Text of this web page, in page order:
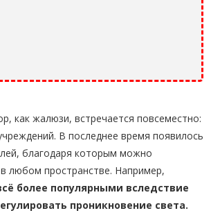
как жалюзи, встречается повсеместно:
В последнее время появилось
благодаря которым можно
любом пространстве. Например,
более популярными вследствие
проникновение света.